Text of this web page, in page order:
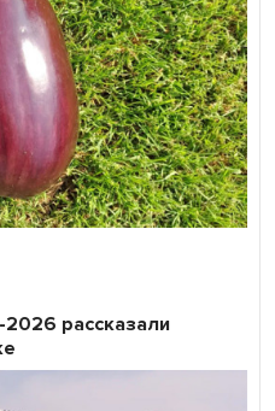
2026 рассказали